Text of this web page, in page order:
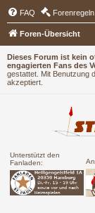
Dieses Forum ist kein
engagierten Fans des
gestattet. Mit Benutzung
akzeptiert.
Unterstützt den
Fanladen:
FAQ Forenregeln
Foren-Übersicht